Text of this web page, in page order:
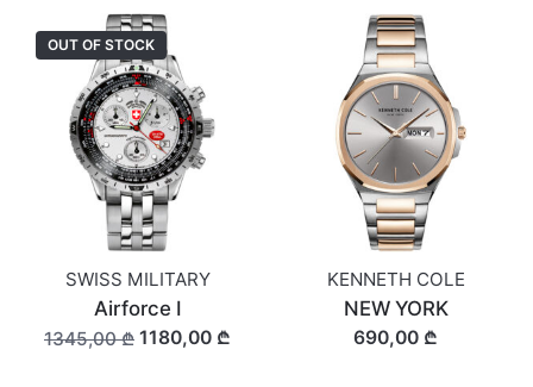
OUT OF STOCK
SWISS MILITARY
Airforce I
1345,00 ₾ 1180,00 ₾
KENNETH COLE
NEW YORK
690,00 ₾